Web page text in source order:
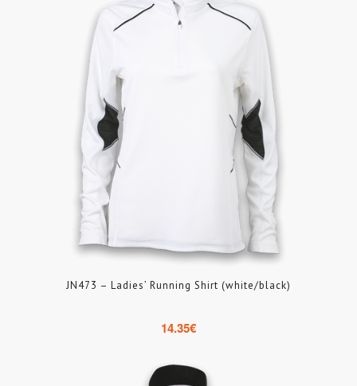
JN473 – Ladies’ Running Shirt (white/black)
14.35€